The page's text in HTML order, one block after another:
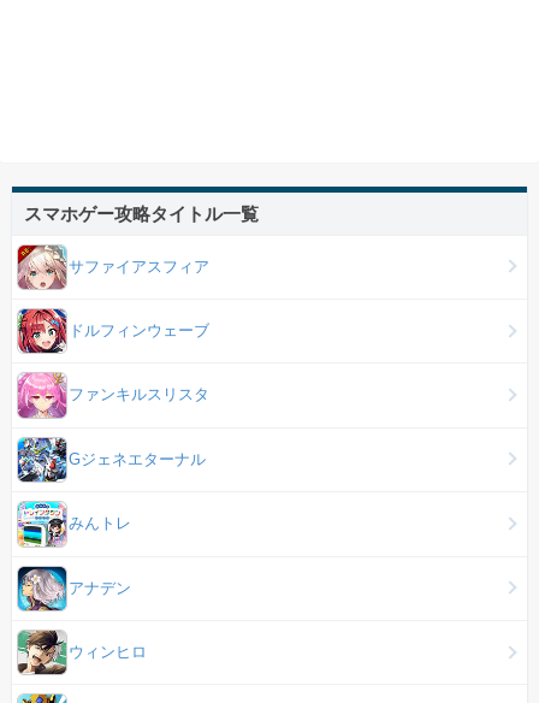
スマホゲー攻略タイトル一覧
サファイアスフィア
ドルフィンウェーブ
ファンキルスリスタ
Gジェネエターナル
みんトレ
アナデン
ウィンヒロ